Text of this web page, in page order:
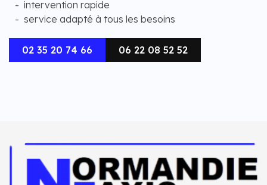
intervention rapide
service adapté à tous les besoins
02 35 20 74 66 06 22 08 52 52